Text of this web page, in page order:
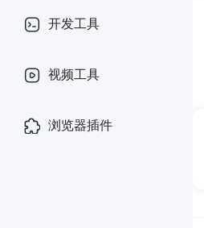
开发工具
视频工具
浏览器插件